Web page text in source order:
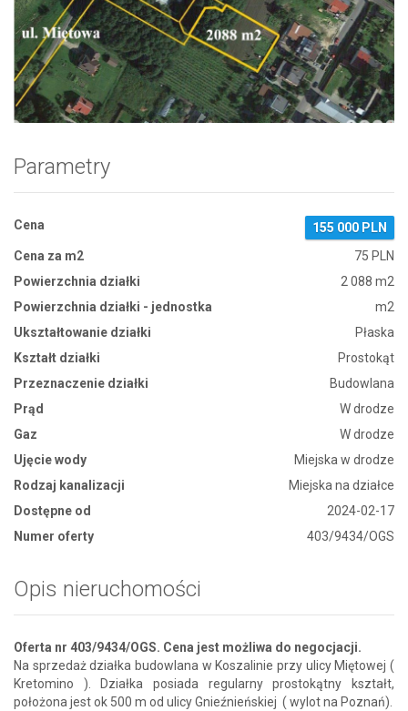
Zdjęcie 1
Parametry
Cena
155 000 PLN
Cena za m2
75 PLN
Powierzchnia działki
2 088 m2
Powierzchnia działki - jednostka
m2
Ukształtowanie działki
Płaska
Kształt działki
Prostokąt
Przeznaczenie działki
Budowlana
Prąd
W drodze
Gaz
W drodze
Ujęcie wody
Miejska w drodze
Rodzaj kanalizacji
Miejska na działce
Dostępne od
2024-02-17
Numer oferty
403/9434/OGS
Opis nieruchomości
Oferta nr 403/9434/OGS. Cena jest możliwa do negocjacji.
Na sprzedaż działka budowlana w Koszalinie przy ulicy Miętowej (
Kretomino ). Działka posiada regularny prostokątny kształt,
położona jest ok 500 m od ulicy Gnieźnieńskiej ( wylot na Poznań).